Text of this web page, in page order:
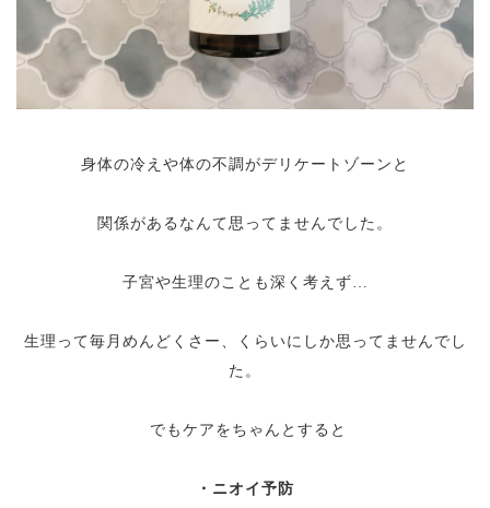
身体の冷えや体の不調がデリケートゾーンと
関係があるなんて思ってませんでした。
子宮や生理のことも深く考えず…
生理って毎月めんどくさー、くらいにしか思ってませんでし
た。
でもケアをちゃんとすると
・ニオイ予防